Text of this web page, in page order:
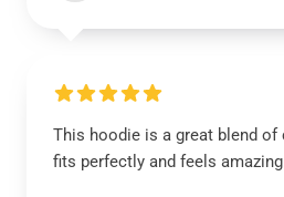
This hoodie is a great blend
fits perfectly and feels